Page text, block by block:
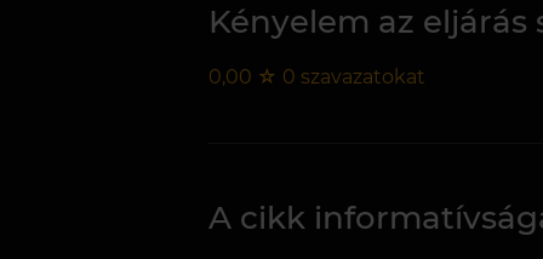
Kényelem az eljárás
0,00 ☆ 0 szavazatokat
A cikk